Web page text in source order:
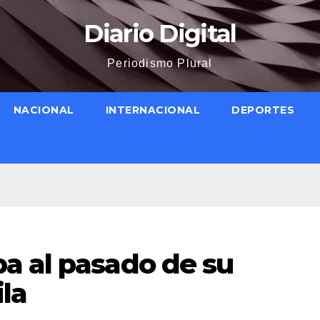
Diario Digital
Periodismo Plural
NACIONAL INTERNACIONAL DEPORTES
al pasado de su